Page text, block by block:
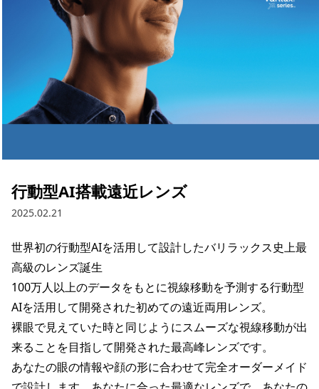
行動型AI搭載遠近レンズ
2025.02.21
世界初の行動型AIを活用して設計したバリラックス史上最
高級のレンズ誕生
100万人以上のデータをもとに視線移動を予測する行動型
AIを活用して​開発された初めての遠近両用レンズ。
​裸眼で見えていた時と同じようにスムーズな視線移動が出
来ることを​目指して開発された最高峰レンズです。
​あなたの眼の情報や顔の形に合わせて完全オーダーメイド